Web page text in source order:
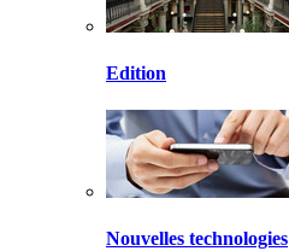
Edition
Nouvelles technologies